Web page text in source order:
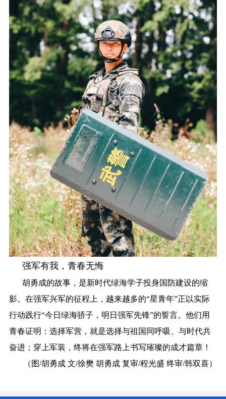
强军有我，青春无悔
胡勇成的故事，是新时代绿海学子投身国防建设的缩
影。在强军兴军的征程上，越来越多的“星青年”正以实际
行动践行“今日绿海骄子，明日强军先锋”的誓言。他们用
青春证明：选择军营，就是选择与祖国同呼吸、与时代共
奋进；穿上军装，终将在强军路上书写璀璨的成才篇章！
（图/胡勇成 文/徐樊 胡勇成 复审/程光盛 终审/韩双喜）